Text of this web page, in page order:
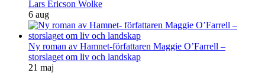
Lars Ericson Wolke
6 aug
Ny roman av Hamnet-författaren Maggie O’Farrell –
storslaget om liv och landskap
21 maj